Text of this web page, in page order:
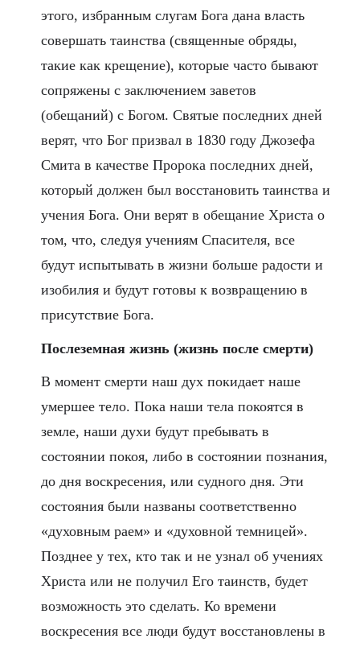
этого, избранным слугам Бога дана власть
совершать таинства (священные обряды,
такие как крещение), которые часто бывают
сопряжены с заключением заветов
(обещаний) с Богом. Святые последних дней
верят, что Бог призвал в 1830 году Джозефа
Смита в качестве Пророка последних дней,
который должен был восстановить таинства и
учения Бога. Они верят в обещание Христа о
том, что, следуя учениям Спасителя, все
будут испытывать в жизни больше радости и
изобилия и будут готовы к возвращению в
присутствие Бога.
Послеземная жизнь (жизнь после смерти)
В момент смерти наш дух покидает наше
умершее тело. Пока наши тела покоятся в
земле, наши духи будут пребывать в
состоянии покоя, либо в состоянии познания,
до дня воскресения, или судного дня. Эти
состояния были названы соответственно
«духовным раем» и «духовной темницей».
Позднее у тех, кто так и не узнал об учениях
Христа или не получил Его таинств, будет
возможность это сделать. Ко времени
воскресения все люди будут восстановлены в